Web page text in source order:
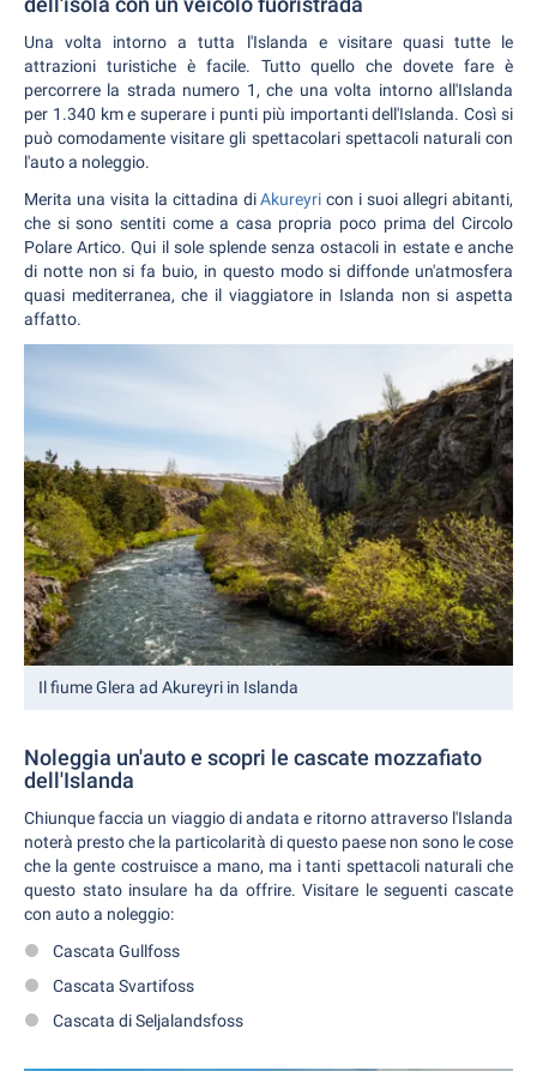
Una volta intorno a tutta l'Islanda e visitare quasi tutte le
attrazioni turistiche è facile. Tutto quello che dovete fare è
percorrere la strada numero 1, che una volta intorno all'Islanda
per 1.340 km e superare i punti più importanti dell'Islanda. Così si
può comodamente visitare gli spettacolari spettacoli naturali con
l'auto a noleggio.
Merita una visita la cittadina diAkureyri con i suoi allegri abitanti,
che si sono sentiti come a casa propria poco prima del Circolo
Polare Artico. Qui il sole splende senza ostacoli in estate e anche
di notte non si fa buio, in questo modo si diffonde un'atmosfera
quasi mediterranea, che il viaggiatore in Islanda non si aspetta
affatto.
Il fiume Glera ad Akureyri in Islanda
Noleggia un'auto e scopri le cascate mozzafiato
dell'Islanda
Chiunque faccia un viaggio di andata e ritorno attraverso l'Islanda
noterà presto che la particolarità di questo paese non sono le cose
che la gente costruisce a mano, ma i tanti spettacoli naturali che
questo stato insulare ha da offrire. Visitare le seguenti cascate
con auto a noleggio:
Cascata Gullfoss
Cascata Svartifoss
Cascata di Seljalandsfoss